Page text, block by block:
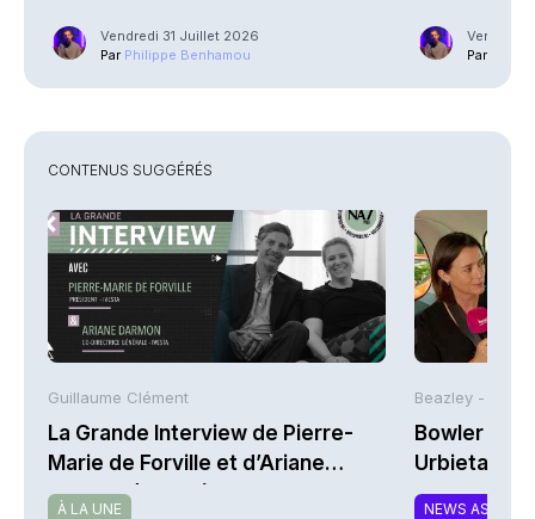
Vendredi 31 Juillet 2026
Par Philippe Benhamou
Vendredi
Par
CONTENUS SUGGÉRÉS
Guillaume Clément
La Grande Interview de Pierre-
Marie de Forville et d’Ariane
Darmon (Ivesta)
À LA UNE
Beazley -
Bowler
Urbieta |
NEWS